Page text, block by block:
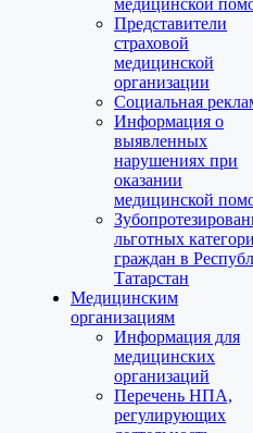
медицинской
Представители
страховой
медицинской
организации
Социальная
Информация о
выявленных
нарушениях при
оказании
медицинской
льготных
граждан в
Татарстан
Медицинским
организациям
Информация для
медицинских
организаций
Перечень НПА,
регулирующих